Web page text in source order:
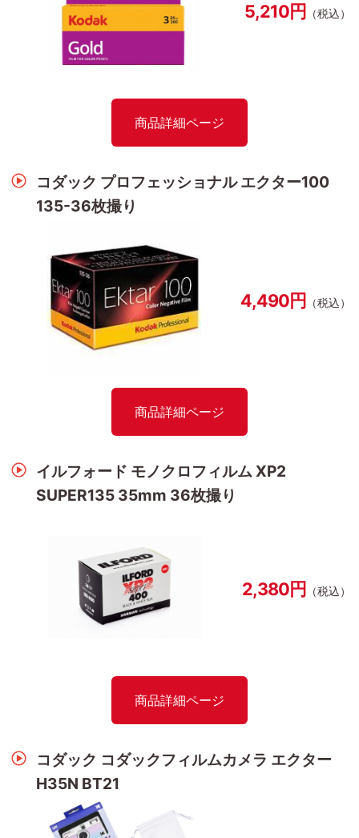
5,210円 （税込）
商品詳細ページ
コダック プロフェッショナル エクター100
135-36枚撮り
4,490円 （税込）
商品詳細ページ
イルフォード モノクロフィルム XP2
SUPER135 35mm 36枚撮り
2,380円 （税込）
商品詳細ページ
コダック コダックフィルムカメラ エクター
H35N BT21